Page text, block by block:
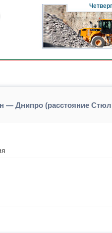
Четверг
— Днипро (расстояние